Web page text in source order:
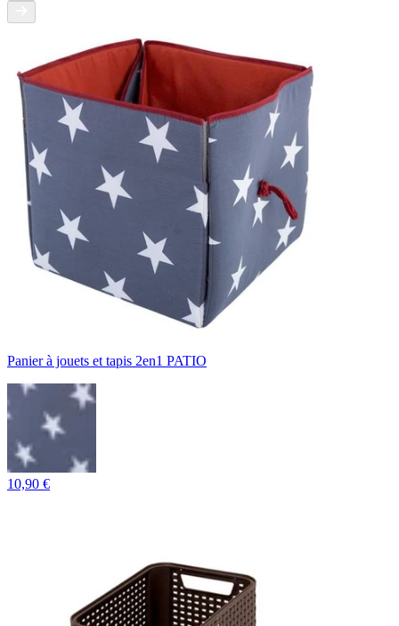
Panier à jouets et tapis 2en1 PATIO
10,90 €